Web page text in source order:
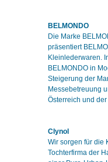
BELMONDO
Die Marke
präsentiert
Kleinlederwaren.
BELMONDO in
Steigerung der
Messebetreuung
Österreich und
Clynol
Wir sorgen für die
Tochterfirma der